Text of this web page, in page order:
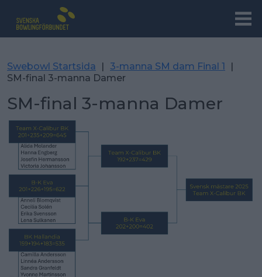
Swebowl Startsida | 3-manna SM dam Final 1
|
SM-final 3-manna Damer
SM-final 3-manna Damer